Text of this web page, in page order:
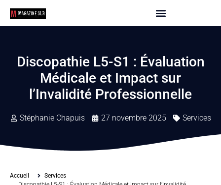
Discopathie L5-S1 : Évaluation
Médicale et Impact sur
l’Invalidité Professionnelle
Stéphanie Chapuis 27 novembre 2025 Services
Accueil
Services